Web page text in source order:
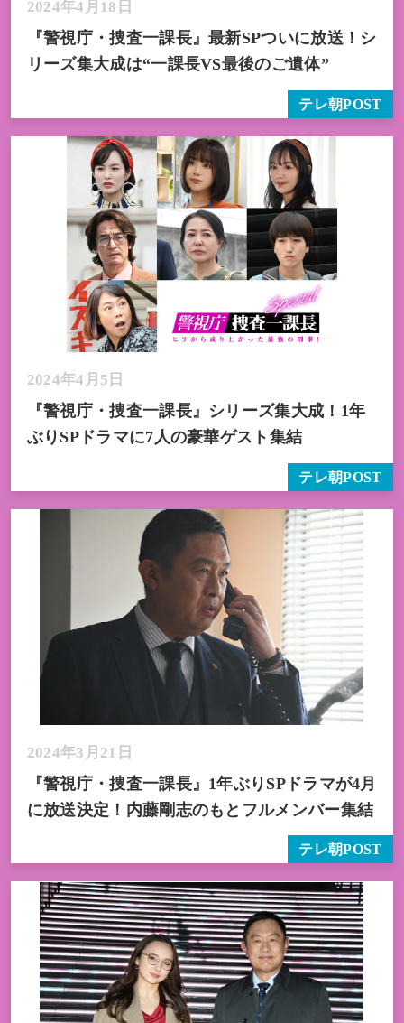
2024年4月18日
『警視庁・捜査一課長』最新SPついに放送！シ
リーズ集大成は“一課長VS最後のご遺体”
テレ朝POST
2024年4月5日
『警視庁・捜査一課長』シリーズ集大成！1年
ぶりSPドラマに7人の豪華ゲスト集結
テレ朝POST
2024年3月21日
『警視庁・捜査一課長』1年ぶりSPドラマが4月
に放送決定！内藤剛志のもとフルメンバー集結
テレ朝POST